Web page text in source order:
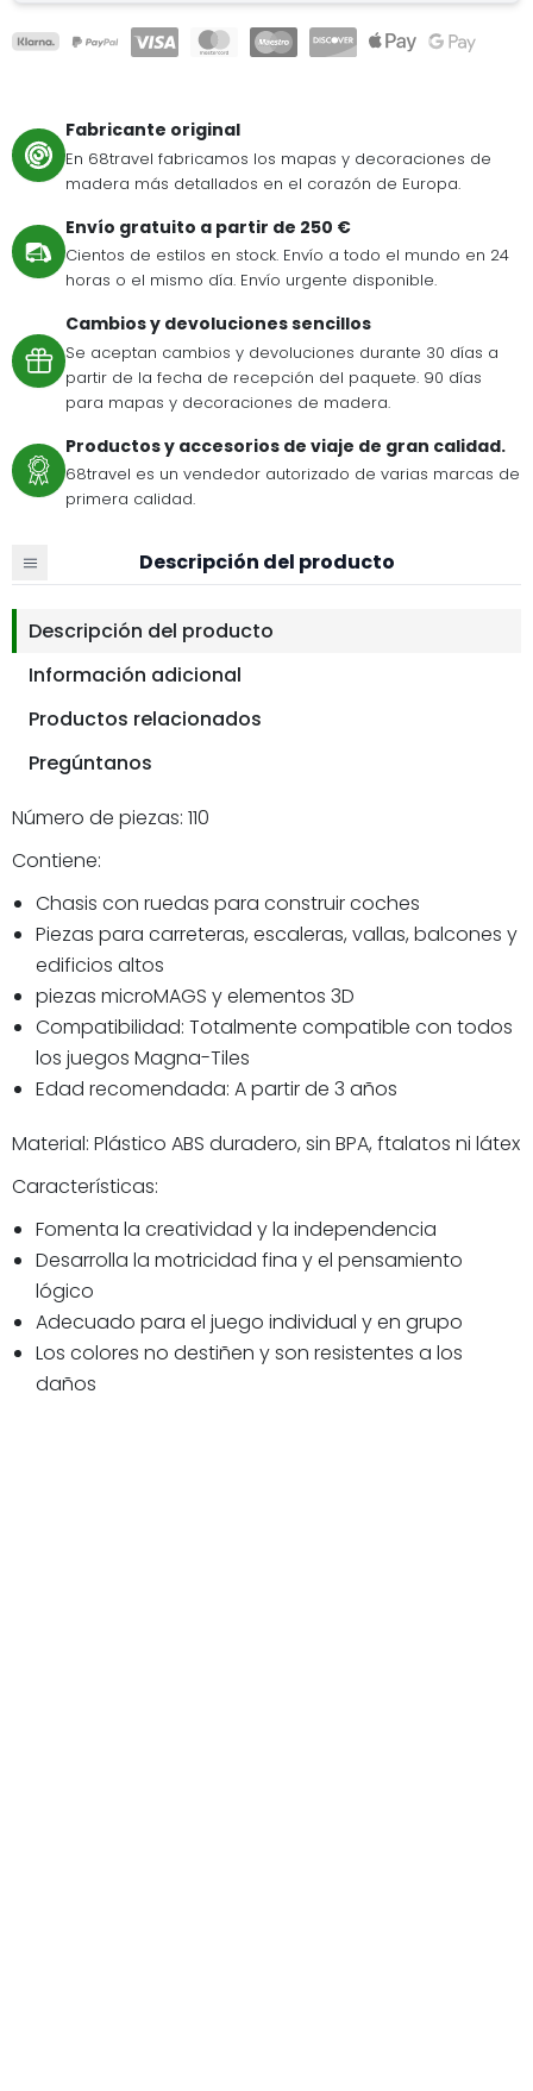
Fabricante original
En 68travel fabricamos los mapas y decoraciones de
madera más detallados en el corazón de Europa.
Envío gratuito a partir de 250 €
Cientos de estilos en stock. Envío a todo el mundo en 24
horas o el mismo día. Envío urgente disponible.
Cambios y devoluciones sencillos
Se aceptan cambios y devoluciones durante 30 días a
partir de la fecha de recepción del paquete. 90 días
para mapas y decoraciones de madera.
Productos y accesorios de viaje de gran calidad.
68travel es un vendedor autorizado de varias marcas de
primera calidad.
Descripción del producto
Descripción del producto
Información adicional
Productos relacionados
Pregúntanos
Número de piezas: 110
Contiene:
Chasis con ruedas para construir coches
Piezas para carreteras, escaleras, vallas, balcones y
edificios altos
piezas microMAGS y elementos 3D
Compatibilidad: Totalmente compatible con todos
los juegos Magna-Tiles
Edad recomendada: A partir de 3 años
Material: Plástico ABS duradero, sin BPA, ftalatos ni látex
Características:
Fomenta la creatividad y la independencia
Desarrolla la motricidad fina y el pensamiento
lógico
Adecuado para el juego individual y en grupo
Los colores no destiñen y son resistentes a los
daños